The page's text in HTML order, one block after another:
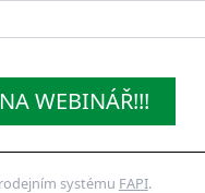
WEBINÁŘ!!!
systému FAPI.